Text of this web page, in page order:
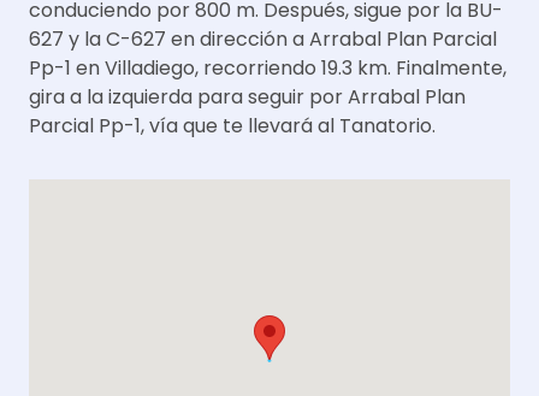
conduciendo por 800 m. Después, sigue por la BU-
627 y la C-627 en dirección a Arrabal Plan Parcial
Pp-1 en Villadiego, recorriendo 19.3 km. Finalmente,
gira a la izquierda para seguir por Arrabal Plan
Parcial Pp-1, vía que te llevará al Tanatorio.